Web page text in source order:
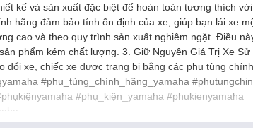
kế và sản xuất đặc biệt để hoàn toàn tương thích
hãng đảm bảo tính ổn định của xe, giúp bạn lái xe
cao và theo quy trình sản xuất nghiêm ngặt. Điều
phẩm kém chất lượng. 3. Giữ Nguyên Giá Trị Xe
xe, chiếc xe được trang bị bằng các phụ tùng
#phụ_tùng_chính_hãng_yamaha
#phụ_kiện_yamaha #phukienyamaha